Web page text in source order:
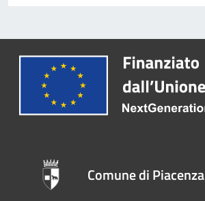
Comune di Piacenza